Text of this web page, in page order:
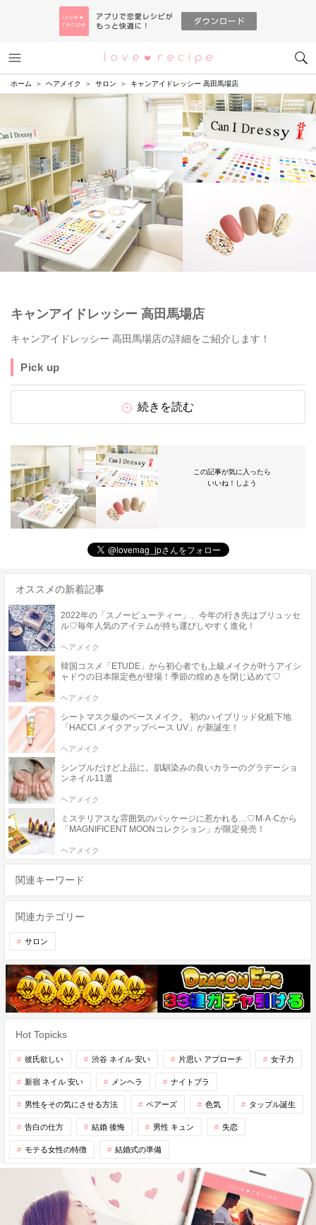
恋愛レシピ
ホーム ヘアメイク サロン キャンアイドレッシー 高田馬場店
キャンアイドレッシー 高田馬場店
キャンアイドレッシー 高田馬場店の詳細をご紹介します！
Pick up
続きを読む
この記事が気に入ったら
いいね！しよう
オススメの新着記事
2022年の「スノービューティー」、今年の行き先はブリュッセ
ル♡毎年人気のアイテムが持ち運びしやすく進化！
ヘアメイク
韓国コスメ「ETUDE」から初心者でも上級メイクが叶うアイシ
ャドウの日本限定色が登場！季節の煌めきを閉じ込めて♡
ヘアメイク
シートマスク級のベースメイク。 初のハイブリッド化粧下地
「HACCI メイクアップベース UV」が新誕生！
ヘアメイク
シンプルだけど上品に。肌馴染みの良いカラーのグラデーショ
ンネイル11選
ヘアメイク
ミステリアスな雰囲気のパッケージに惹かれる…♡M·A·Cから
「MAGNIFICENT MOONコレクション」が限定発売！
ヘアメイク
関連キーワード
関連カテゴリー
サロン
Hot Topicks
彼氏欲しい 渋谷 ネイル 安い 片思い アプローチ 女子力
新宿 ネイル 安い メンヘラ ナイトブラ
男性をその気にさせる方法 ペアーズ 色気 タップル誕生
告白の仕方 結婚 後悔 男性 キュン 失恋
モテる女性の特徴 結婚式の準備